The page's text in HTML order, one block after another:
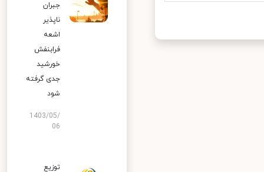
جبران
ناپذیر
اشعه
فرابنفش
خورشید
جدی گرفته
شود
1403/05/
06
توزیع